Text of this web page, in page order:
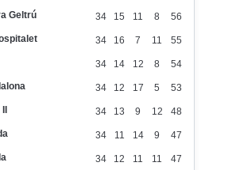
Geltrú 34 15 11 8 56
34 16 7 11 55
34 14 12 8 54
34 12 17 5 53
34 13 9 12 48
34 11 14 9 47
34 12 11 11 47